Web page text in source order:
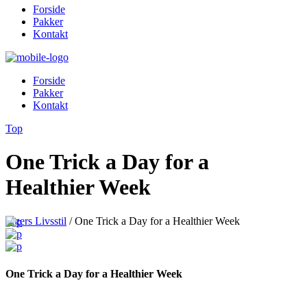
Forside
Pakker
Kontakt
Forside
Pakker
Kontakt
Top
One Trick a Day for a
Healthier Week
Ingers Livsstil /One Trick a Day for a Healthier Week
One Trick a Day for a Healthier Week